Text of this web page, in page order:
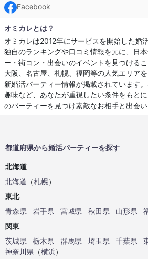
Facebook
オミカレとは？
オミカレは2012年にサービスを開始した婚
独自のランキングや口コミ情報を元に、日
ー・街コン・出会いのイベントを見つけるこ
大阪、名古屋、札幌、福岡等の人気エリア
新婚活パーティー情報が掲載されています
趣味など、あなたが重視したい条件をもと
のパーティーを見つけ素敵なお相手と出会い
都道府県から婚活パーティーを探す
北海道
北海道 （札幌）
東北
青森県
岩手県 宮城県 秋田県 山形県
関東
茨城県
栃木県 群馬県 埼玉県 千葉県
神奈川県 （横浜）